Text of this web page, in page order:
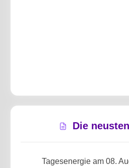
Die
Tagesenergie am 08.